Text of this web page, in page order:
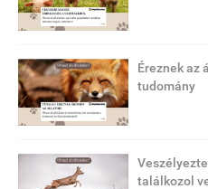
Éreznek az
tudomány
találkozol